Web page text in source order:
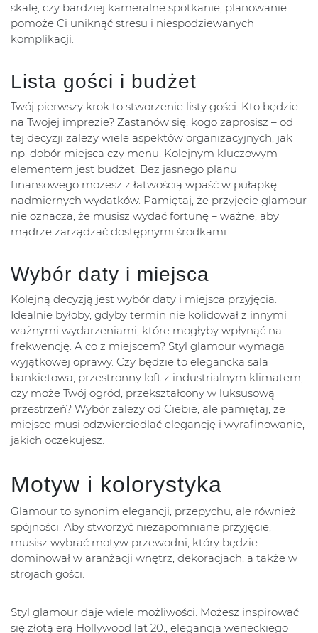
skalę, czy bardziej kameralne spotkanie, planowanie
pomoże Ci uniknąć stresu i niespodziewanych
komplikacji.
Lista gości i budżet
Twój pierwszy krok to stworzenie listy gości. Kto będzie
na Twojej imprezie? Zastanów się, kogo zaprosisz – od
tej decyzji zależy wiele aspektów organizacyjnych, jak
np. dobór miejsca czy menu. Kolejnym kluczowym
elementem jest budżet. Bez jasnego planu
finansowego możesz z łatwością wpaść w pułapkę
nadmiernych wydatków. Pamiętaj, że przyjęcie glamour
nie oznacza, że musisz wydać fortunę – ważne, aby
mądrze zarządzać dostępnymi środkami.
Wybór daty i miejsca
Kolejną decyzją jest wybór daty i miejsca przyjęcia.
Idealnie byłoby, gdyby termin nie kolidował z innymi
ważnymi wydarzeniami, które mogłyby wpłynąć na
frekwencję. A co z miejscem? Styl glamour wymaga
wyjątkowej oprawy. Czy będzie to elegancka sala
bankietowa, przestronny loft z industrialnym klimatem,
czy może Twój ogród, przekształcony w luksusową
przestrzeń? Wybór zależy od Ciebie, ale pamiętaj, że
miejsce musi odzwierciedlać elegancję i wyrafinowanie,
jakich oczekujesz.
Motyw i kolorystyka
Glamour to synonim elegancji, przepychu, ale również
spójności. Aby stworzyć niezapomniane przyjęcie,
musisz wybrać motyw przewodni, który będzie
dominował w aranżacji wnętrz, dekoracjach, a także w
strojach gości.
Styl glamour daje wiele możliwości. Możesz inspirować
się złotą erą Hollywood lat 20., elegancją weneckiego